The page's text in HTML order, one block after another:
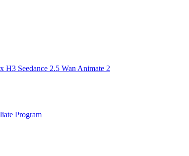
H3 Seedance 2.5 Wan Animate 2
Program